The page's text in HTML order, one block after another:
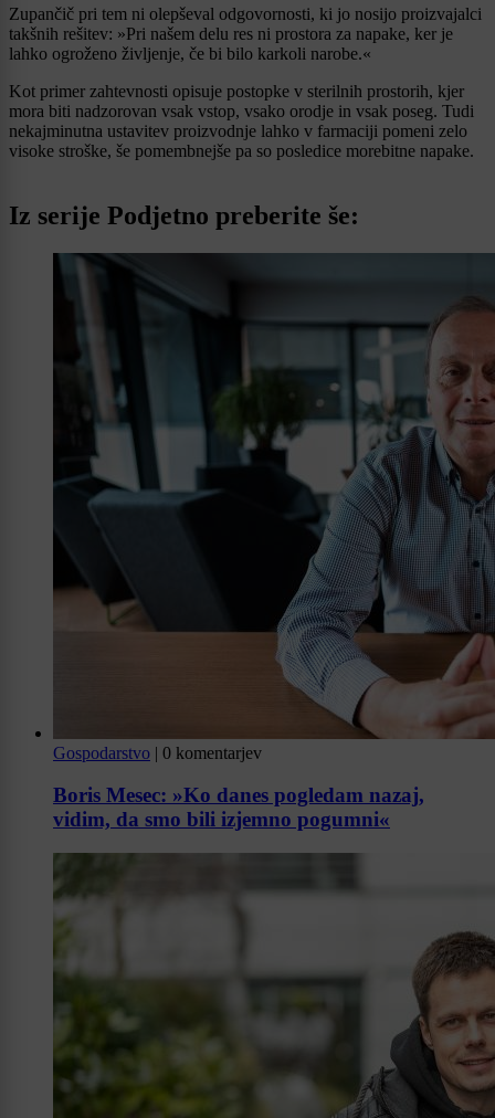
Zupančič pri tem ni olepševal odgovornosti, ki jo nosijo proizvajalci
takšnih rešitev: »Pri našem delu res ni prostora za napake, ker je
lahko ogroženo življenje, če bi bilo karkoli narobe.«
Kot primer zahtevnosti opisuje postopke v sterilnih prostorih, kjer
mora biti nadzorovan vsak vstop, vsako orodje in vsak poseg. Tudi
nekajminutna ustavitev proizvodnje lahko v farmaciji pomeni zelo
visoke stroške, še pomembnejše pa so posledice morebitne napake.
Iz serije Podjetno preberite še:
Gospodarstvo | 0 komentarjev
Boris Mesec: »Ko danes pogledam nazaj,
vidim, da smo bili izjemno pogumni«